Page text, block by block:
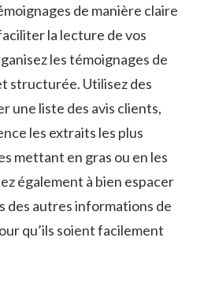
de ⁤manière claire
⁤la ‌lecture de vos
les témoignages de
⁤structurée.‌ Utilisez des
une liste des avis clients,
les extraits les plus
mettant en gras ou⁤ en⁤ les
également​ à bien⁣ espacer
des autres informations de
qu’ils⁤ soient facilement